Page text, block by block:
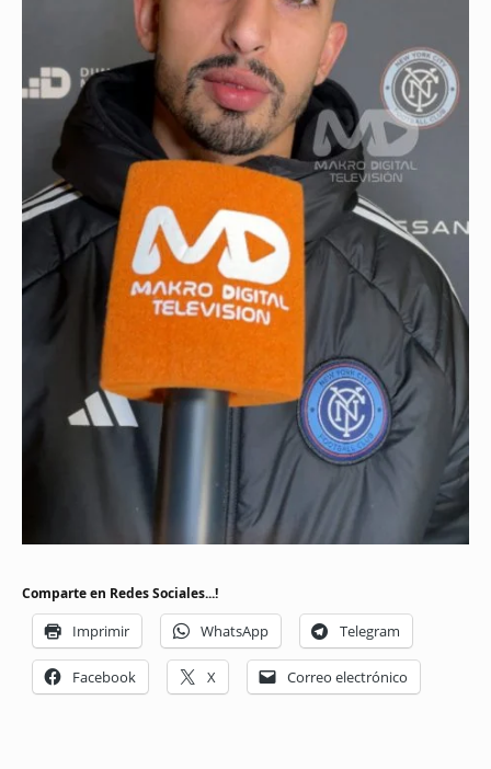
Comparte en Redes Sociales...!
Imprimir WhatsApp Telegram
Facebook X Correo electrónico